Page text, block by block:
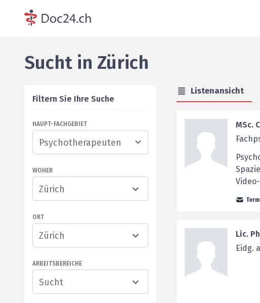
Sucht in Zürich
Filtern Sie Ihre Suche
HAUPT-FACHGEBIET
WOHER
Zürich
ORT
Zürich
ARBEITSBEREICHE
Sucht
Listenansicht
MSc.
Lic.
Eidg.